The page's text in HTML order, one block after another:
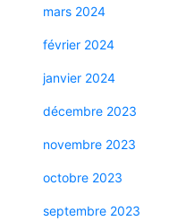
mars 2024
février 2024
janvier 2024
décembre 2023
novembre 2023
octobre 2023
septembre 2023